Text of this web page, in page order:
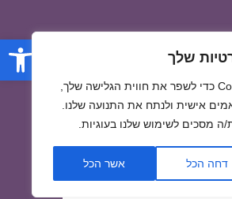
פתח שלך
אנו משתמשים בקובצי Cookie כדי לשפר את חווית הגלישה שלך,
אישית ולנתח את התנועה שלנו.
מסכים לשימוש שלנו בעוגיות.
דחה הכל אשר הכל